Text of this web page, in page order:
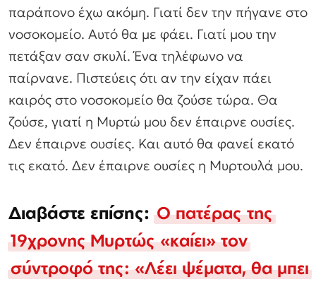
παράπονο έχω ακόμη. Γιατί δεν την πήγανε στο
νοσοκομείο. Αυτό θα με φάει. Γιατί μου την
πετάξαν σαν σκυλί. Ένα τηλέφωνο να
παίρνανε. Πιστεύεις ότι αν την είχαν πάει
καιρός στο νοσοκομείο θα ζούσε τώρα. Θα
ζούσε, γιατί η Μυρτώ μου δεν έπαιρνε ουσίες.
Δεν έπαιρνε ουσίες. Και αυτό θα φανεί εκατό
τις εκατό. Δεν έπαιρνε ουσίες η Μυρτουλά μου.
Διαβάστε επίσης:Ο πατέρας της
19χρονης Μυρτώς «καίει» τον
σύντροφό της: «Λέει ψέματα, θα μπει